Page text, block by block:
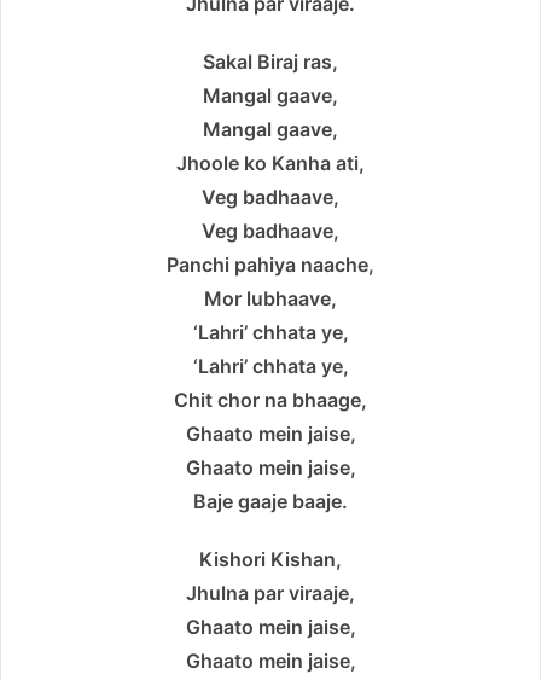
Sakal Biraj ras,
Mangal gaave,
Mangal gaave,
Jhoole ko Kanha ati,
Veg badhaave,
Veg badhaave,
Panchi pahiya naache,
Mor lubhaave,
‘Lahri’ chhata ye,
‘Lahri’ chhata ye,
Chit chor na bhaage,
Ghaato mein jaise,
Ghaato mein jaise,
Baje gaaje baaje.
Kishori Kishan,
Jhulna par viraaje,
Ghaato mein jaise,
Ghaato mein jaise,